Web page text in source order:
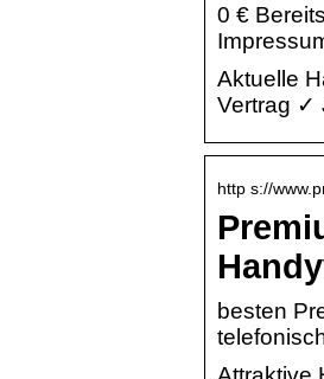
0 €
Aktuelle
Vertrag ✓
http s://
besten